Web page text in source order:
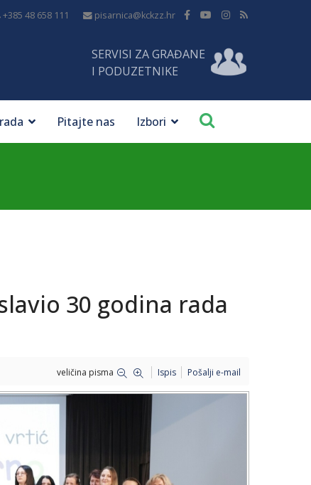
+385 48 658 111 pisarnica@kckzz.hr
SERVISI ZA GRAĐANE
I PODUZETNIKE
Pitajte nas Izbori
30 godina rada
veličina pisma Ispis Pošalji e-mail